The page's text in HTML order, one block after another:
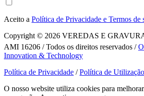
Aceito a Política de Privacidade e Termos de
Copyright © 2026 VEREDAS E
AMI 16206 / Todos os direitos reservados /
Innovation & Technology
Política de Privacidade /Política de
O nosso website utiliza cookies para